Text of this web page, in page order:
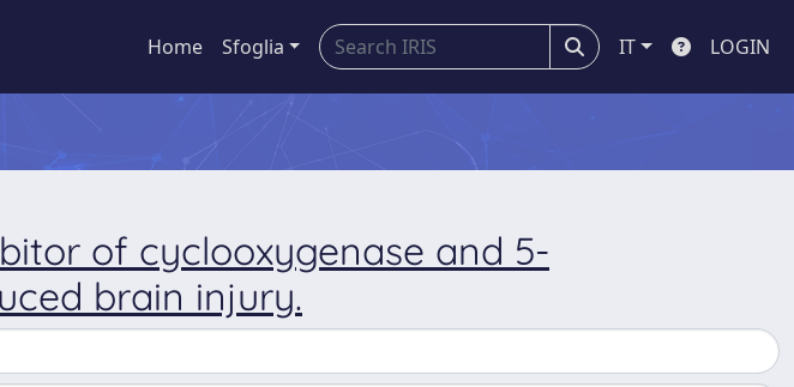
Home Sfoglia IT LOGIN
of cyclooxygenase and 5-
brain injury.